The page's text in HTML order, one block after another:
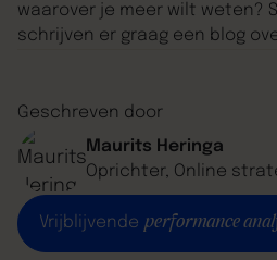
waarover je meer wilt weten?
schrijven er graag een blog
Geschreven door
Maurits Heringa
Oprichter, Online
Vrijblijvende performance